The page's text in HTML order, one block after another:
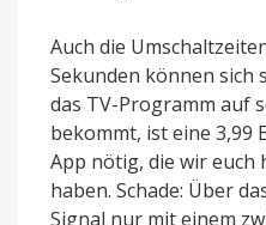
Auch die
Sekunden können sich
das TV-Programm auf
bekommt, ist eine 3,99
App nötig, die wir
haben. Schade: Über
Signal nur mit einem